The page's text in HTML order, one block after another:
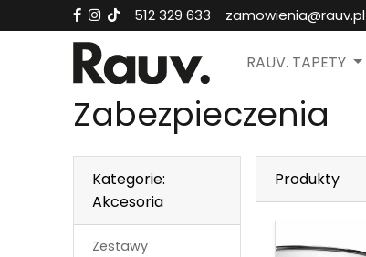
512 329 633 zamowienia@rauv.pl
RAUV. TAPETY
Zabezpieczenia
Kategorie:
Akcesoria
Zestawy
Produkty